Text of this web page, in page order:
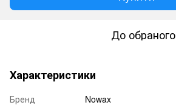
До обраного
Характеристики
Бренд
Nowax